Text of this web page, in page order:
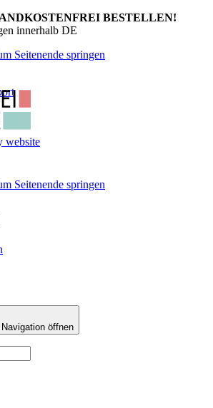
BESTELLEN!
innerhalb DE
Seitenende springen
website
Seitenende springen
Navigation öffnen